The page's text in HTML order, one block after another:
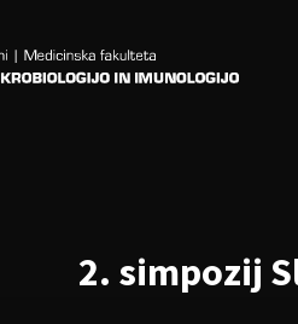
2. simpozij